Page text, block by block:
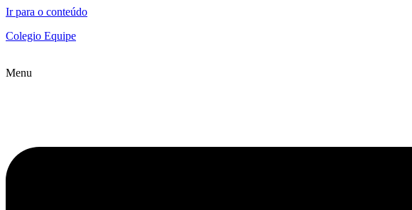
Ir para o conteúdo
Colegio Equipe
Menu